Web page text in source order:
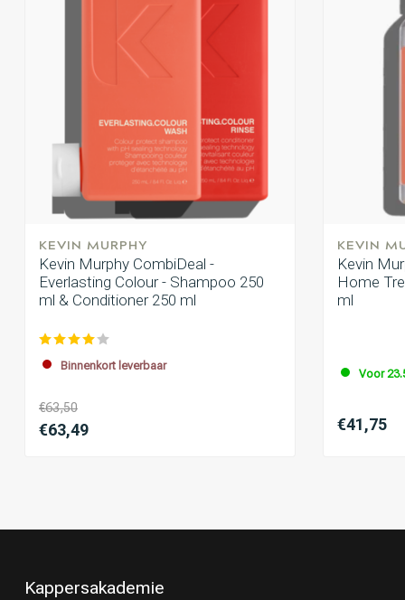
KEVIN MURPHY
Kevin Murphy CombiDeal -
Everlasting Colour - Shampoo 250
ml & Conditioner 250 ml
Binnenkort leverbaar
€63,50
€63,49
KEVIN
Kevin
Home
ml
Voor
€41,75
Kappersakademie